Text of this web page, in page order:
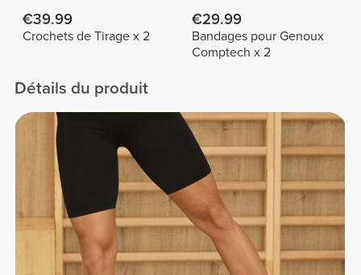
€39.99
Crochets de Tirage x 2
€29.99
Bandages pour Genoux
Comptech x 2
Détails du produit